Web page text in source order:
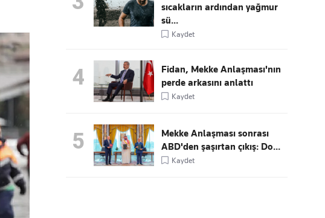
sıcakların ardından yağmur
sü...
Kaydet
4
Fidan, Mekke Anlaşması'nın
perde arkasını anlattı
Kaydet
5
Mekke Anlaşması sonrası
ABD'den şaşırtan çıkış: Do...
Kaydet